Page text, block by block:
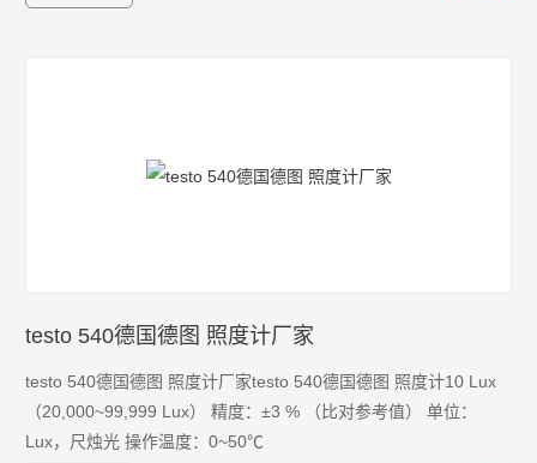
testo 540德国德图 照度计厂家
testo 540德国德图 照度计厂家testo 540德国德图 照度计10 Lux
（20,000~99,999 Lux） 精度：±3 % （比对参考值） 单位：
Lux，尺烛光 操作温度：0~50℃